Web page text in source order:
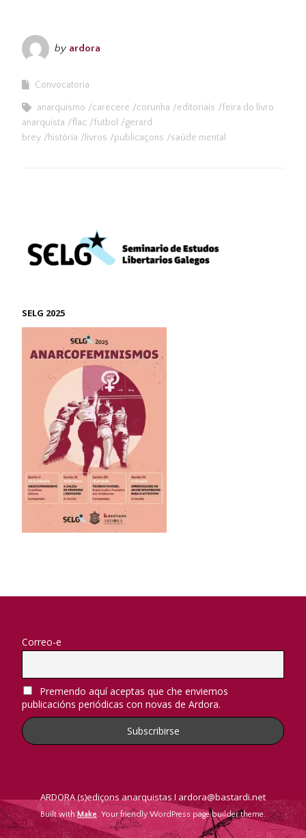
by ardora
Convocatoria
anarquismo carecere corunha editoriais
feira do livro
anarquista
flac futbol
gerard
brey
história livros publicaçons saúde mental
SELG 2025
Correo-e
Premendo aquí aceptas que che enviemos
publicacións periódicas con novas de Ardora.
ARDORA (s)ediçons anarquistas I ardora@bastardi.net
Built withMake. Your friendly WordPress page builder theme.